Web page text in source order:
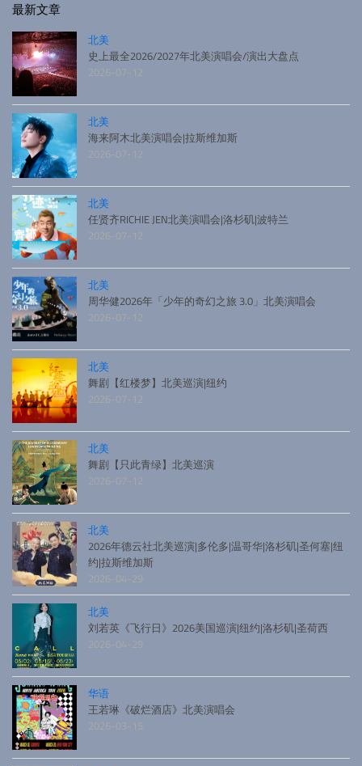
最新文章
北美
史上最全2026/2027年北美演唱会/演出大盘点
2026-07-12
北美
海来阿木北美演唱会|拉斯维加斯
2026-07-12
北美
任贤齐RICHIE JEN北美演唱会|洛杉矶|波特兰
2026-07-12
北美
周华健2026年「少年的奇幻之旅 3.0」北美演唱会
2026-07-12
北美
舞剧【红楼梦】北美巡演|纽约
2026-07-12
北美
舞剧【只此青绿】北美巡演
2026-07-12
北美
2026年德云社北美巡演|多伦多|温哥华|洛杉矶|圣何塞|纽
约|拉斯维加斯
2026-04-29
北美
刘若英《飞行日》2026美国巡演|纽约|洛杉矶|圣荷西
2026-04-29
华语
王若琳《破烂酒店》北美演唱会
2026-03-15